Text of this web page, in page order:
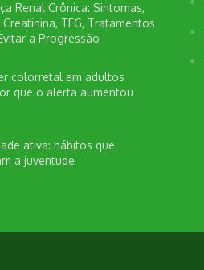
Renal Crônica: Sintomas,
Creatinina, TFG, Tratamentos
a Progressão
colorretal em adultos
que o alerta aumentou
ativa: hábitos que
a juventude